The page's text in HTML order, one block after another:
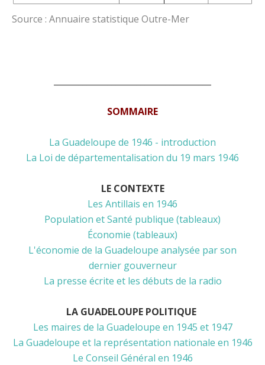
Source : Annuaire statistique Outre-Mer
SOMMAIRE
La Guadeloupe de 1946 - introduction
La Loi de départementalisation du 19 mars 1946
LE CONTEXTE
Les Antillais en 1946
Population et Santé publique (tableaux)
Économie (tableaux)
L'économie de la Guadeloupe analysée par son
dernier gouverneur
La presse écrite et les débuts de la radio
LA GUADELOUPE POLITIQUE
Les maires de la Guadeloupe en 1945 et 1947
La Guadeloupe et la représentation nationale en 1946
Le Conseil Général en 1946